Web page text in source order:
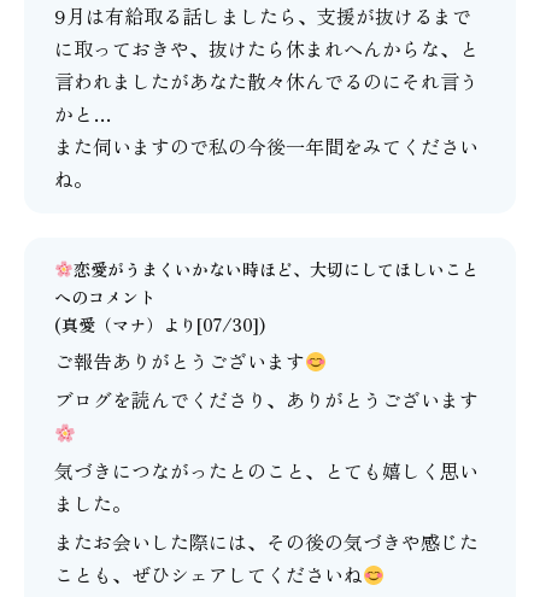
9月は有給取る話しましたら、支援が抜けるまで
に取っておきや、抜けたら休まれへんからな、と
言われましたがあなた散々休んでるのにそれ言う
かと…
また伺いますので私の今後一年間をみてください
ね。
恋愛がうまくいかない時ほど、大切にしてほしいこと
へのコメント
(真愛（マナ） より[07/30])
ご報告ありがとうございます
ブログを読んでくださり、ありがとうございます
気づきにつながったとのこと、とても嬉しく思い
ました。
またお会いした際には、その後の気づきや感じた
ことも、ぜひシェアしてくださいね